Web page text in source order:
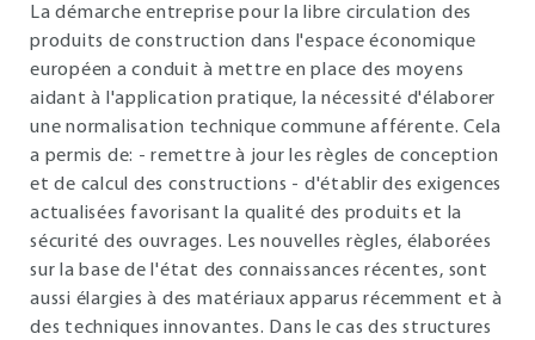
La démarche entreprise pour la libre circulation des
produits de construction dans l'espace économique
européen a conduit à mettre en place des moyens
aidant à l'application pratique, la nécessité d'élaborer
une normalisation technique commune afférente. Cela
a permis de: - remettre à jour les règles de conception
et de calcul des constructions - d'établir des exigences
actualisées favorisant la qualité des produits et la
sécurité des ouvrages. Les nouvelles règles, élaborées
sur la base de l'état des connaissances récentes, sont
aussi élargies à des matériaux apparus récemment et à
des techniques innovantes. Dans le cas des structures